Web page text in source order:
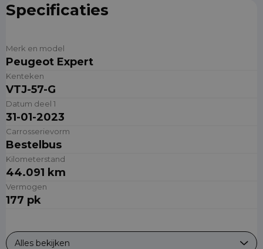
Specificaties
Merk en model
Peugeot Expert
Kenteken
VTJ-57-G
Datum deel 1
31-01-2023
Carrosserievorm
Bestelbus
Kilometerstand
44.091 km
Vermogen
177 pk
Alles bekijken